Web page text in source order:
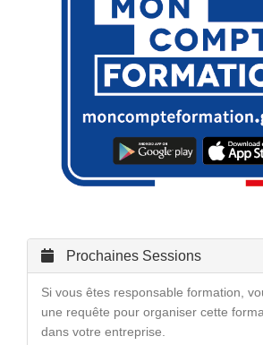
Prochaines Sessions
Si vous êtes responsable formation,
une requête pour organiser cette
dans votre entreprise.